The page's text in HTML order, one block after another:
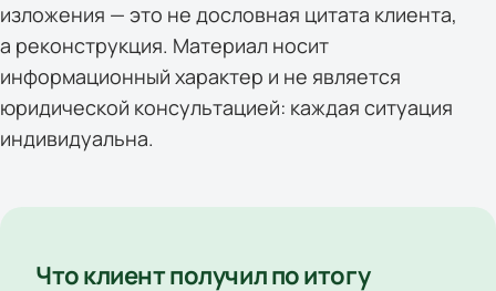
изложения — это не дословная цитата клиента,
а реконструкция. Материал носит
информационный характер и не является
юридической консультацией: каждая ситуация
индивидуальна.
Что клиент получил по итогу